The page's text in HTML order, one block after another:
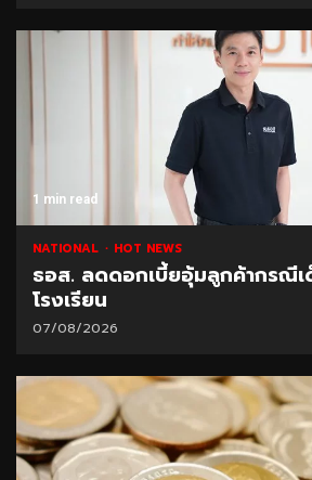
1 min read
NATIONAL HOT NEWS
ธอส. ลดดอกเบี้ยอุ้มลูกค้ากรณีเ
โรงเรียน
07/08/2026